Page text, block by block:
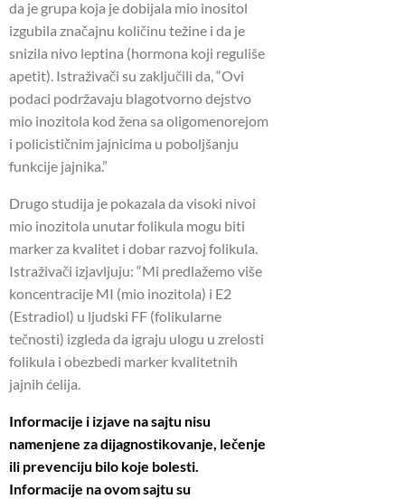
da je grupa koja je dobijala mio inositol
izgubila značajnu količinu težine i da je
snizila nivo leptina (hormona koji reguliše
apetit). Istraživači su zaključili da, “Ovi
podaci podržavaju blagotvorno dejstvo
mio inozitola kod žena sa oligomenorejom
i policističnim jajnicima u poboljšanju
funkcije jajnika.”
Drugo studija je pokazala da visoki nivoi
mio inozitola unutar folikula mogu biti
marker za kvalitet i dobar razvoj folikula.
Istraživači izjavljuju: “Mi predlažemo više
koncentracije MI (mio inozitola) i E2
(Estradiol) u ljudski FF (folikularne
tečnosti) izgleda da igraju ulogu u zrelosti
folikula i obezbedi marker kvalitetnih
jajnih ćelija.
Informacije i izjave na sajtu nisu
namenjene za dijagnostikovanje, lečenje
ili prevenciju bilo koje bolesti.
Informacije na ovom sajtu su